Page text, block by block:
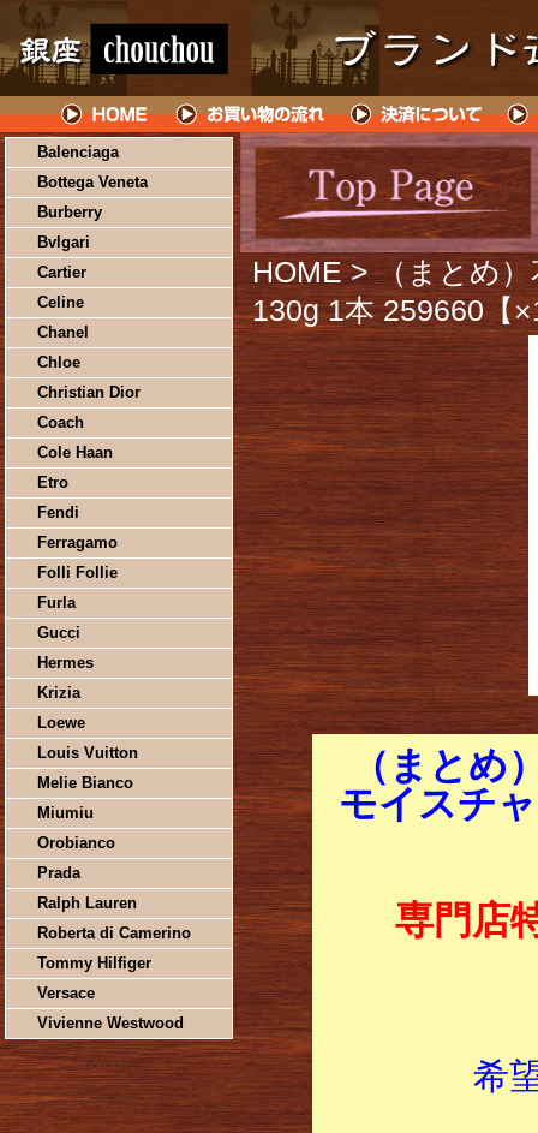
Balenciaga
Bottega Veneta
Burberry
Bvlgari
Cartier
Celine
Chanel
Chloe
Christian Dior
Coach
Cole Haan
Etro
Fendi
Ferragamo
Folli Follie
Furla
Gucci
Hermes
Krizia
Loewe
Louis Vuitton
Melie Bianco
Miumiu
Orobianco
Prada
Ralph Lauren
Roberta di Camerino
Tommy Hilfiger
Versace
Vivienne Westwood
HOME > （まとめ
130g 1本 259660【
（まとめ
モイスチ
専門店
希